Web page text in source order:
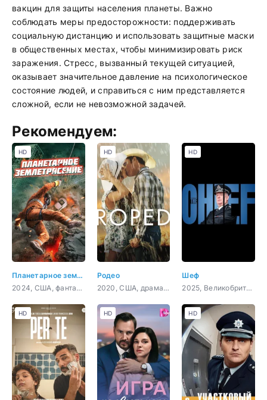
вакцин для защиты населения планеты. Важно
соблюдать меры предосторожности: поддерживать
социальную дистанцию и использовать защитные маски
в общественных местах, чтобы минимизировать риск
заражения. Стресс, вызванный текущей ситуацией,
оказывает значительное давление на психологическое
состояние людей, и справиться с ним представляется
сложной, если не невозможной задачей.
Рекомендуем:
Планетарное землетрясение
2024, США, фантастика, приключения
HD
Родео
2020, США, драма, мелодрама
HD
Шеф
2025, Великобритания, комедия
HD
HD HD HD